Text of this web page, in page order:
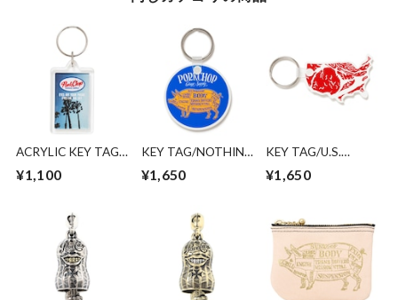
ACRYLIC KEY TAG
¥1,100
KEY TAG/NOTHING
¥1,650
KEY TAG/U.S.
¥1,650